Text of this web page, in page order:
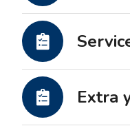
Extra